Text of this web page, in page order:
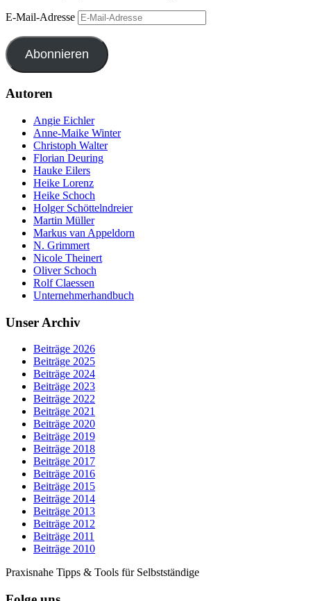
E-Mail-Adresse
Abonnieren
Autoren
Angie Eichler
Anne-Maike Winter
Christoph Walter
Florian Deuring
Hauke Eilers
Heike Lorenz
Heike Schoch
Holger Schöttelndreier
Martin Müller
Markus van Appeldorn
N. Grimmert
Nicole Theinert
Oliver Schoch
Rolf Claessen
Unternehmerhandbuch
Unser Archiv
Beiträge 2026
Beiträge 2025
Beiträge 2024
Beiträge 2023
Beiträge 2022
Beiträge 2021
Beiträge 2020
Beiträge 2019
Beiträge 2018
Beiträge 2017
Beiträge 2016
Beiträge 2015
Beiträge 2014
Beiträge 2013
Beiträge 2012
Beiträge 2011
Beiträge 2010
Praxisnahe Tipps & Tools für Selbstständige